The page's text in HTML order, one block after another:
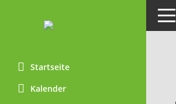
Startseite
Kalender